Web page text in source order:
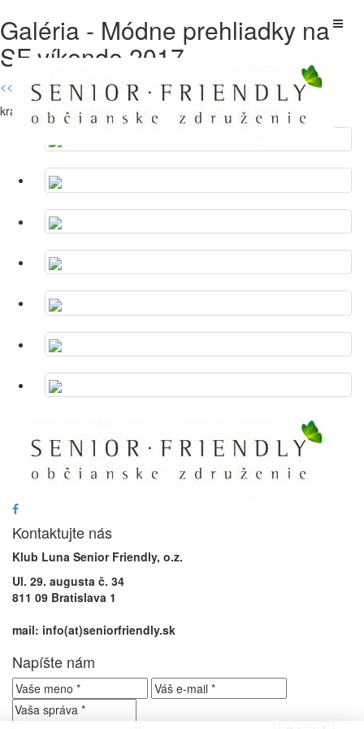
Galéria - Módne prehliadky na
SF víkende 2017
<< Späť na galérie
krátke videá sú na FB senior friendly
Kontaktujte nás
Klub Luna Senior Friendly, o.z.
Ul. 29. augusta č. 34
811 09 Bratislava 1
mail: info(at)seniorfriendly.sk
Napíšte nám